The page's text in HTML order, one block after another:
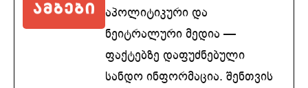
აპოლიტიკური და
ნეიტრალური მედია —
ფაქტებზე დაფუძნებული
სანდო ინფორმაცია. შენთვის